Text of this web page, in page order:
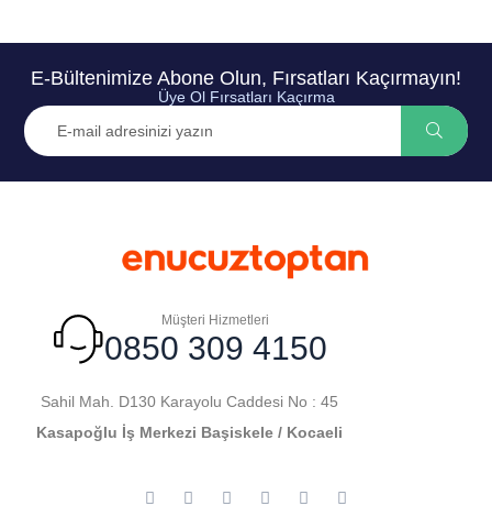
E-Bültenimize Abone Olun, Fırsatları Kaçırmayın!
Üye Ol Fırsatları Kaçırma
Müşteri Hizmetleri
0850 309 4150
Sahil Mah. D130 Karayolu Caddesi No : 45
Kasapoğlu İş Merkezi Başiskele / Kocaeli